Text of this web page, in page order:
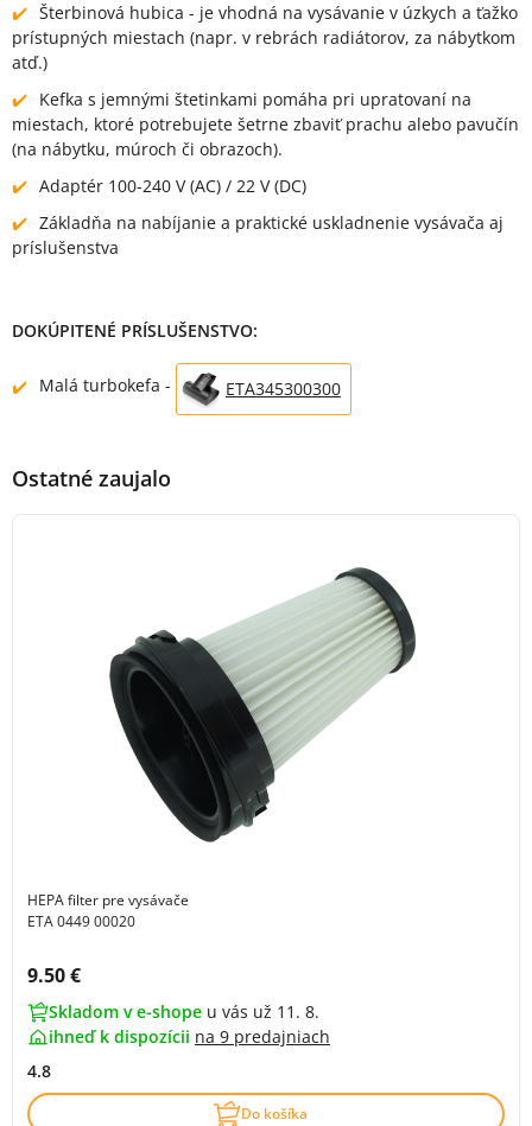
Šterbinová hubica - je vhodná na vysávanie v úzkych a ťažko
prístupných miestach (napr. v rebrách radiátorov, za nábytkom
atď.)
Kefka s jemnými štetinkami pomáha pri upratovaní na
miestach, ktoré potrebujete šetrne zbaviť prachu alebo pavučín
(na nábytku, múroch či obrazoch).
Adaptér 100-240 V (AC) / 22 V (DC)
Základňa na nabíjanie a praktické uskladnenie vysávača aj
príslušenstva
DOKÚPITENÉ PRÍSLUŠENSTVO:
Malá turbokefa - ETA345300300
Ostatné zaujalo
HEPA filter pre vysávače
ETA 0449 00020
Cena s DPH:
9.50 €
Skladom v e-shope u vás už 11. 8.
ihneď k dispozícii na 9 predajniach
4.8
Do košíka